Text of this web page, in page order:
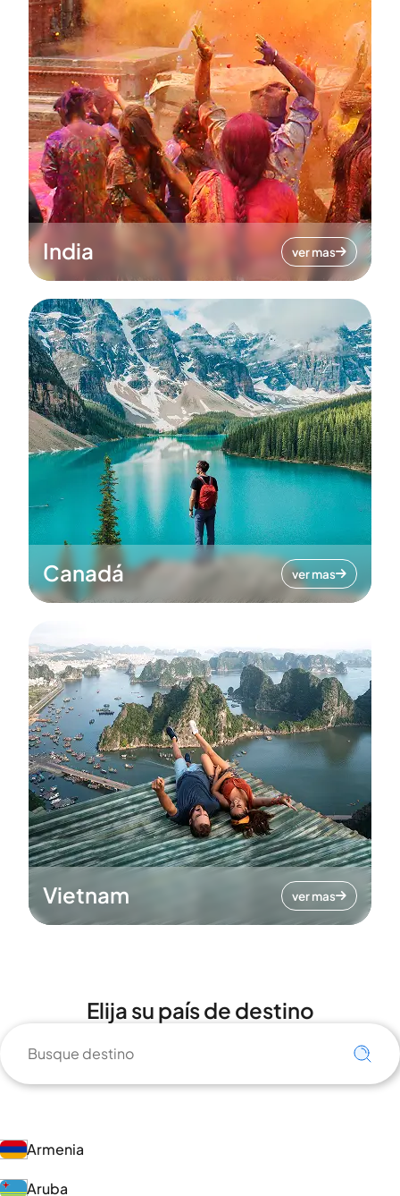
India ver mas
Canadá ver mas
Vietnam ver mas
Elija su país de destino
Armenia
Aruba